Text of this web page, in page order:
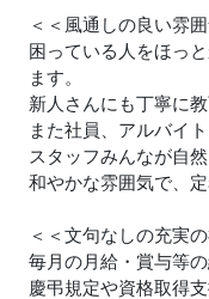
＜＜風通しの良い雰
困っている人をほっ
ます。
新人さんにも丁寧に教
また社員、アルバイ
スタッフみんなが自
和やかな雰囲気で、定
＜＜文句なしの充実
毎月の月給・賞与等
慶弔規定や資格取得